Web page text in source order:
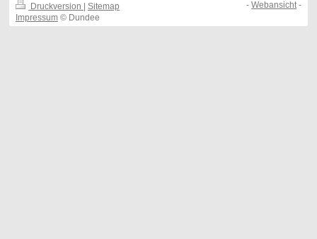
Druckversion
Sitemap
Impressum© Dundee
-Webansicht-